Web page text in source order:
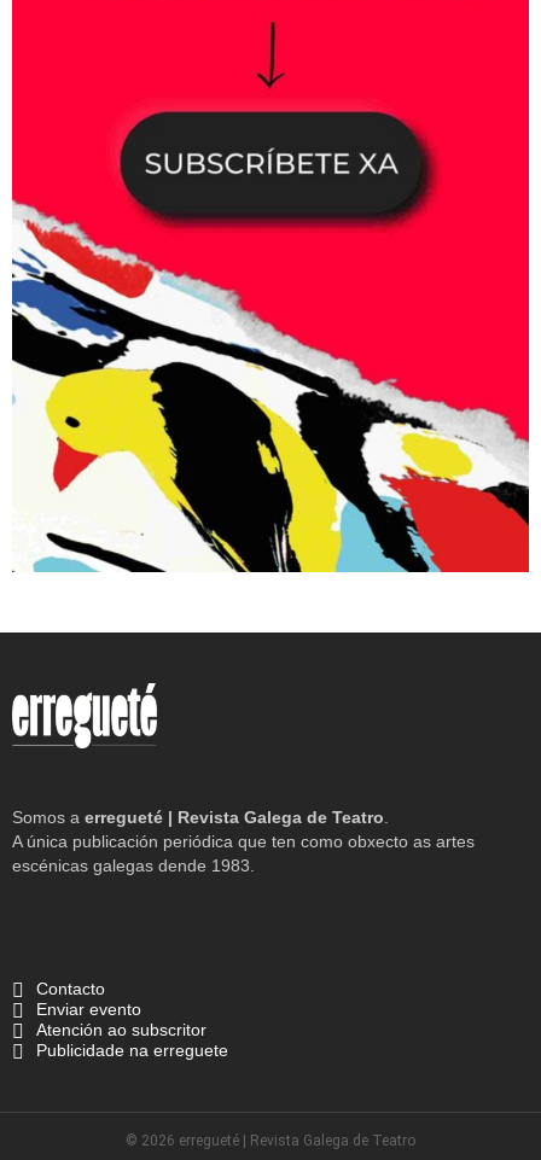
Somos a erregueté | Revista Galega de Teatro
A única publicación periódica que ten como obxecto as artes
escénicas galegas dende 1983.
Contacto
Enviar evento
Atención ao subscritor
Publicidade na erreguete
© 2026 erregueté | Revista Galega de Teatro